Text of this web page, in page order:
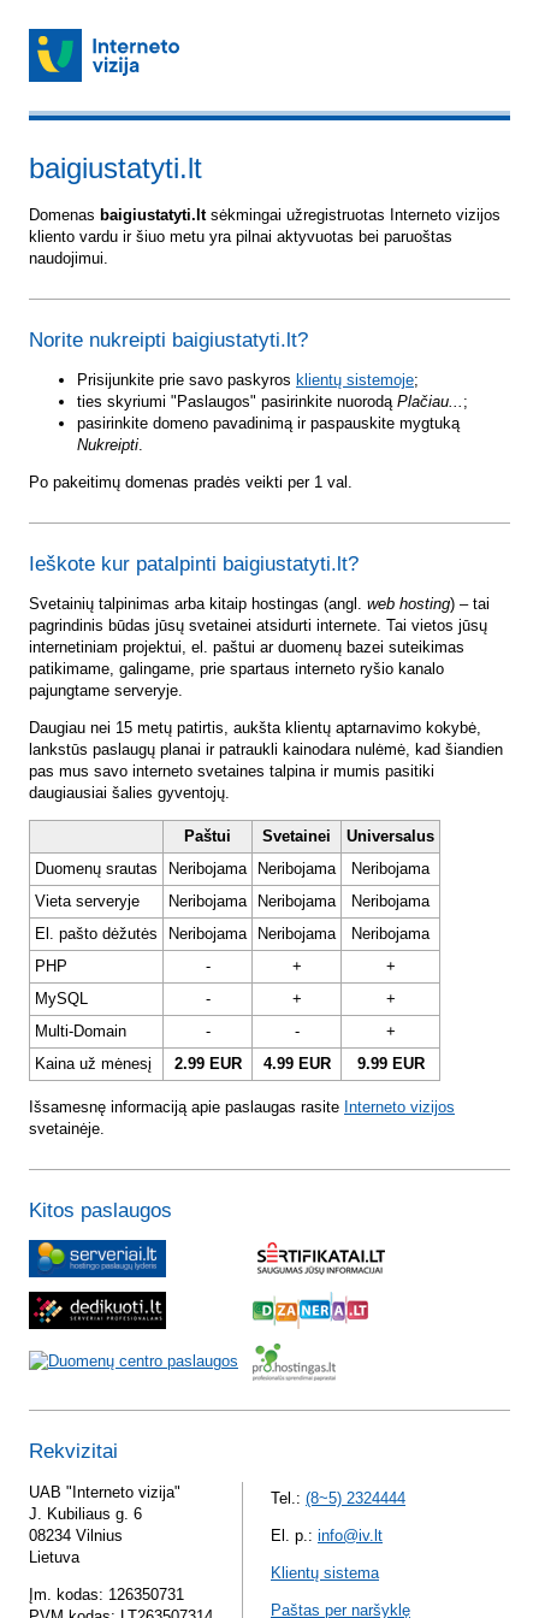
baigiustatyti.lt
Domenas baigiustatyti.ltsėkmingai užregistruotas Interneto vizijos
kliento vardu ir šiuo metu yra pilnai aktyvuotas bei paruoštas
naudojimui.
Norite nukreipti baigiustatyti.lt?
Prisijunkite prie savo paskyros klientų sistemoje;
ties skyriumi "Paslaugos" pasirinkite nuorodą Plačiau... ;
pasirinkite domeno pavadinimą ir paspauskite mygtuką
Nukreipti.
Po pakeitimų domenas pradės veikti per 1 val.
Ieškote kur patalpinti baigiustatyti.lt?
Svetainių talpinimas arba kitaip hostingas (angl. web hosting) – tai
pagrindinis būdas jūsų svetainei atsidurti internete. Tai vietos jūsų
internetiniam projektui, el. paštui ar duomenų bazei suteikimas
patikimame, galingame, prie spartaus interneto ryšio kanalo
pajungtame serveryje.
Daugiau nei 15 metų patirtis, aukšta klientų aptarnavimo kokybė,
lankstūs paslaugų planai ir patraukli kainodara nulėmė, kad šiandien
pas mus savo interneto svetaines talpina ir mumis pasitiki
daugiausiai šalies gyventojų.
Paštui Svetainei
Universalus
Duomenų srautas
Neribojama Neribojama
Neribojama
Vieta serveryje
Neribojama Neribojama
Neribojama
El. pašto dėžutės
Neribojama Neribojama
Neribojama
PHP
- +
+
MySQL
- +
+
Multi-Domain
- -
+
Kaina už mėnesį
2.99 EUR 4.99 EUR 9.99 EUR
Išsamesnę informaciją apie paslaugas rasite Interneto vizijos
svetainėje.
Kitos paslaugos
Rekvizitai
UAB "Interneto vizija"
J. Kubiliaus g. 6
08234 Vilnius
Lietuva
Įm. kodas: 126350731
Tel.: (8~5) 2324444
El. p.: info@iv.lt
Klientų sistema
Paštas per naršyklę